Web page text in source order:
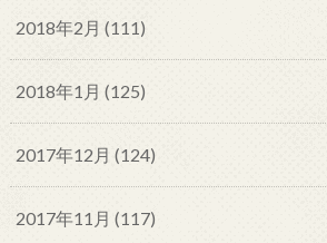
2018年2月 (111)
2018年1月 (125)
2017年12月 (124)
2017年11月 (117)